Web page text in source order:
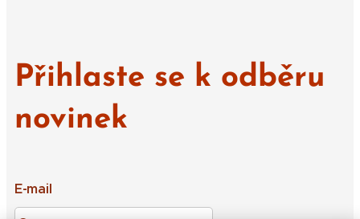
Přihlaste se k odběru
novinek
E-mail